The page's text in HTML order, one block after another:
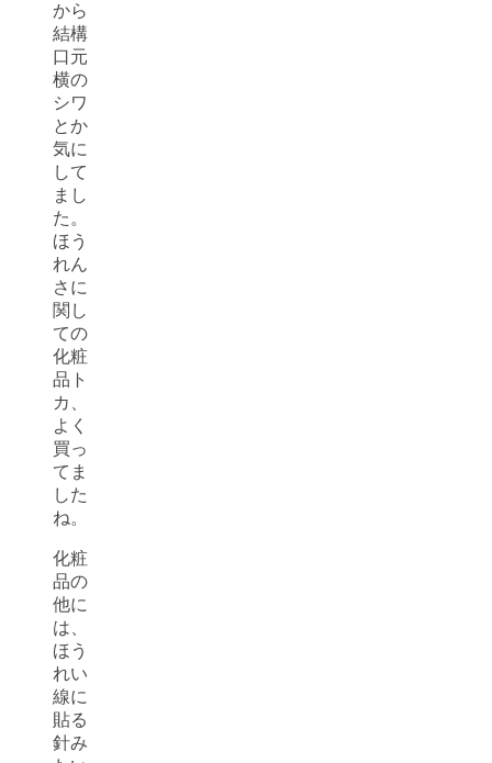
から
結構
口元
横の
シワ
とか
気に
して
まし
た。
ほう
れん
さに
関し
ての
化粧
品ト
カ、
よく
買っ
てま
した
ね。
化粧
品の
他に
は、
ほう
れい
線に
貼る
針み